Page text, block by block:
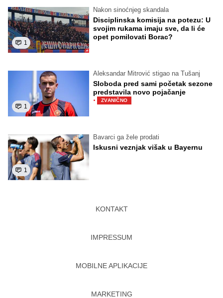
1
Nakon sinoćnjeg skandala
Disciplinska komisija na potezu: U
svojim rukama imaju sve, da li će
opet pomilovati Borac?
1
Aleksandar Mitrović stigao na Tušanj
Sloboda pred sami početak sezone
predstavila novo pojačanje
· ZVANIČNO
1
Bavarci ga žele prodati
Iskusni veznjak višak u Bayernu
KONTAKT
IMPRESSUM
MOBILNE APLIKACIJE
MARKETING